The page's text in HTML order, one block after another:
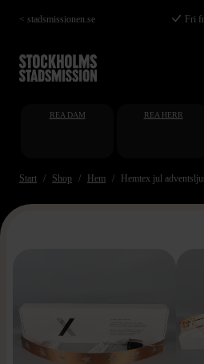
Hoppa
till
huvudinnehåll
< stadsmissionen.se Fri
REA DAM REA HERR
Start Shop Hem Hemtex jul